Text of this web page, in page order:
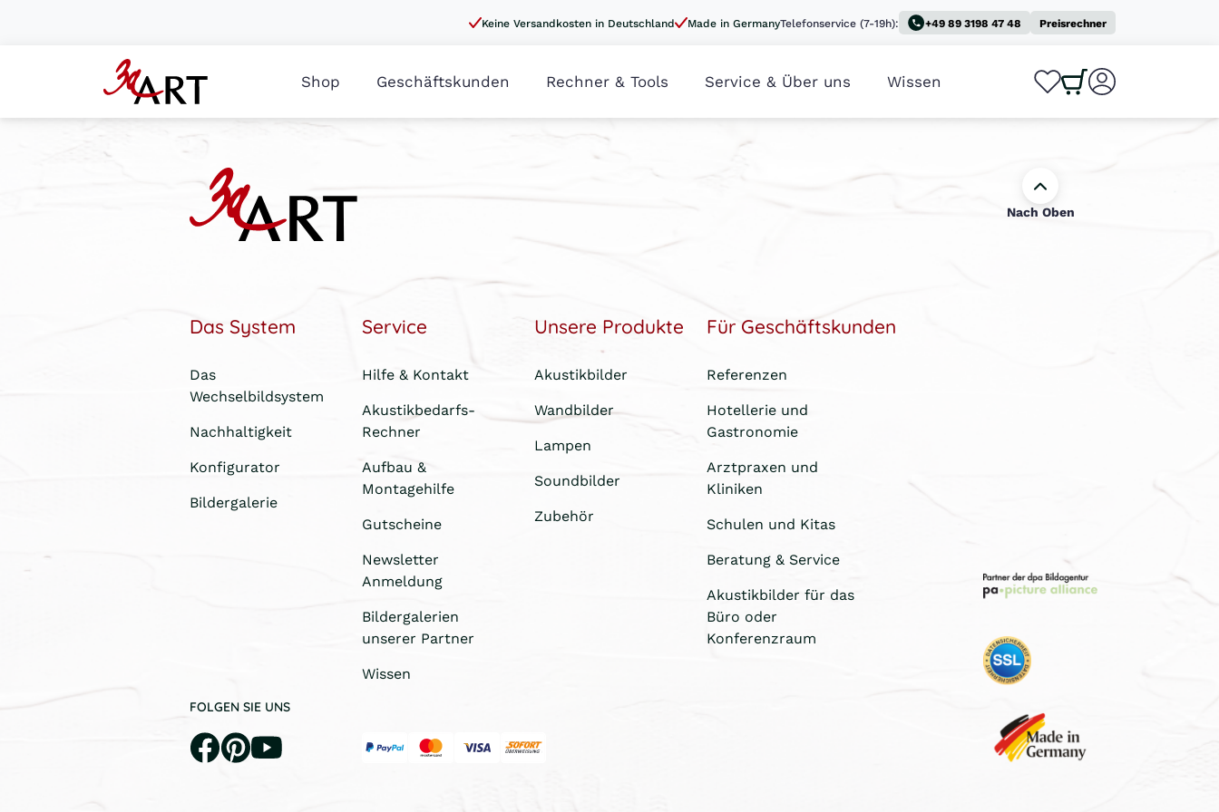
Keine Versandkosten in Deutschland Made in GermanyTelefonservice (7-19h): +49 89 3198 47 48 Preisrechner
Shop Geschäftskunden Rechner & Tools Service & Über uns Wissen 0
Nach Oben
Das System
Das
Wechselbildsystem
Nachhaltigkeit
Konfigurator
Bildergalerie
Service
Hilfe & Kontakt
Akustikbedarfs-
Rechner
Aufbau &
Montagehilfe
Gutscheine
Newsletter
Anmeldung
Bildergalerien
unserer Partner
Wissen
Unsere Produkte
Akustikbilder
Wandbilder
Lampen
Soundbilder
Zubehör
Für Geschäftskunden
Referenzen
Hotellerie und
Gastronomie
Arztpraxen und
Kliniken
Schulen und Kitas
Beratung & Service
Akustikbilder für das
Büro oder
Konferenzraum
FOLGEN SIE UNS